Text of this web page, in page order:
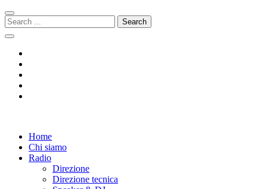
Skip
to
navigation
Skip
to
content
Search
for:
Radio 104
Like It !Home
Chi siamo
Radio
Direzione
Direzione tecnica